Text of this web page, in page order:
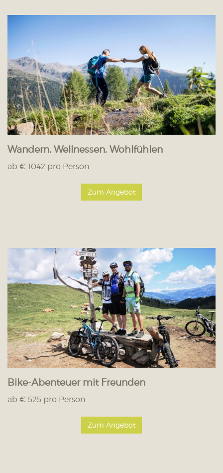
Wandern, Wellnessen, Wohlfühlen
ab € 1042 pro Person
Zum Angebot
Bike-Abenteuer mit Freunden
ab € 525 pro Person
Zum Angebot